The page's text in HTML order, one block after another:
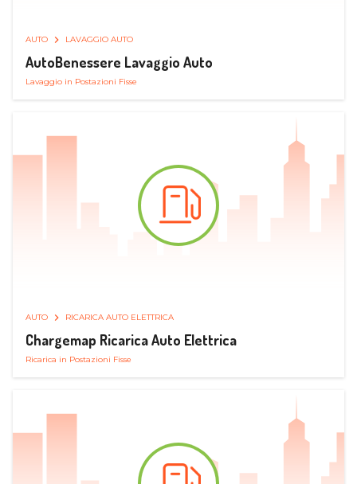
AUTO LAVAGGIO AUTO
AutoBenessere Lavaggio Auto
Lavaggio in Postazioni Fisse
AUTO RICARICA AUTO ELETTRICA
Chargemap Ricarica Auto Elettrica
Ricarica in Postazioni Fisse